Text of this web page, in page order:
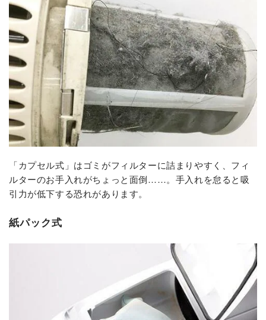
「カプセル式」はゴミがフィルターに詰まりやすく、フィ
ルターのお手入れがちょっと面倒……。手入れを怠ると吸
引力が低下する恐れがあります。
紙パック式